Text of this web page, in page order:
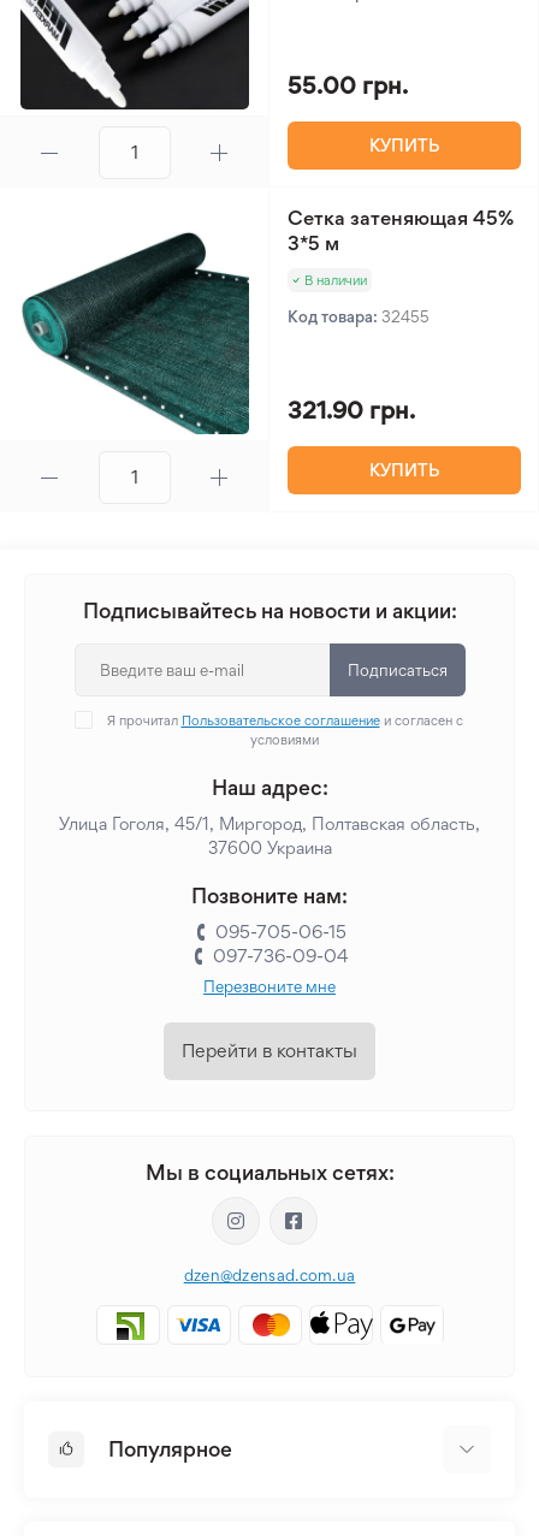
55.00 грн.
КУПИТЬ
Сетка затеняющая 45%
3*5 м
В наличии
Код товара: 32455
321.90 грн.
КУПИТЬ
Подписывайтесь на новости и акции:
Подписаться
Я прочитал Пользовательское соглашениеи согласен с
условиями
Наш адрес:
Улица Гоголя, 45/1, Миргород, Полтавская область,
37600 Украина
Позвоните нам:
095-705-06-15
097-736-09-04
Перезвоните мне
Перейти в контакты
Мы в социальных сетях:
dzen@dzensad.com.ua
Популярное